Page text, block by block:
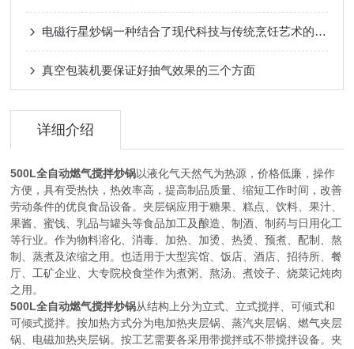
电磁行星炒锅一种结合了现代科技与传统烹饪艺术的厨房神器
真空包装机要保证好抽气效果的三个方面
详细介绍
500L全自动燃气搅拌炒锅以液化气天然气为热源，价格低廉，操作
方便，具有受热快，热效率高，提高制品质量、缩短工作时间，改善
劳动条件的优良食品设备。夹层锅应用于糖果、糕点、饮料、果汁、
果酱、蜜饯、乳品与罐头等食品加工及酿造、制酒、制药与日用化工
等行业。作为物料溶化、消毒、加热、加烫、热烫、预煮、配制、熬
制、蒸煮及浓缩之用。也适用于大型宾馆、饭店、酒店、招待所、餐
厅、工矿企业、大专院校食堂作为煮粥、熬汤、煮饺子、烧菜记炖肉
之用。
500L全自动燃气搅拌炒锅从结构上分为立式、立式搅拌、可倾式和
可倾式搅拌。按加热方式分为电加热夹层锅、蒸汽夹层锅、燃气夹层
锅、电磁加热夹层锅。按工艺需要各采用带搅拌或不带搅拌设备。夹